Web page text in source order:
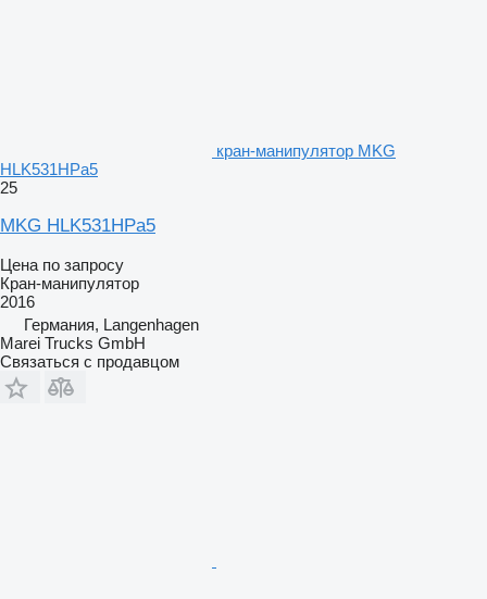
кран-манипулятор MKG
HLK531HPa5
25
MKG HLK531HPa5
Цена по запросу
Кран-манипулятор
2016
Германия, Langenhagen
Marei Trucks GmbH
Связаться с продавцом